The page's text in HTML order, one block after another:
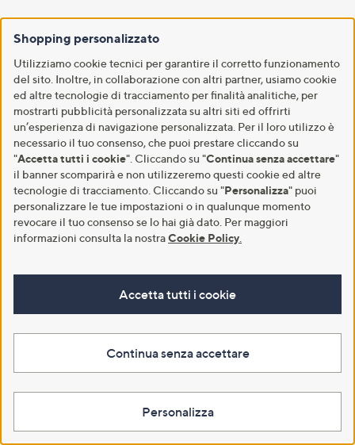
QVC Blog
Entra in QVC Blog
Il tuo shopping
QVC - Dove seguirci
Parole di QVC
SìAMO QVC
Servizio Clienti
Supporto e FAQ
Contatti
Decoder e frequenze​
Shopping personalizzato
Utilizziamo cookie tecnici per garantire il corretto funzionamento
del sito. Inoltre, in collaborazione con altri partner, usiamo cookie
ed altre tecnologie di tracciamento per finalità analitiche, per
mostrarti pubblicità personalizzata su altri siti ed offrirti
un’esperienza di navigazione personalizzata. Per il loro utilizzo è
necessario il tuo consenso, che puoi prestare cliccando su
"Accetta tutti i cookie". Cliccando su "Continua senza accettare"
il banner scomparirà e non utilizzeremo questi cookie ed altre
tecnologie di tracciamento. Cliccando su "Personalizza" puoi
personalizzare le tue impostazioni o in qualunque momento
revocare il tuo consenso se lo hai già dato. Per maggiori
informazioni consulta la nostraCookie Policy
Accetta tutti i cookie
Continua senza accettare
Personalizza